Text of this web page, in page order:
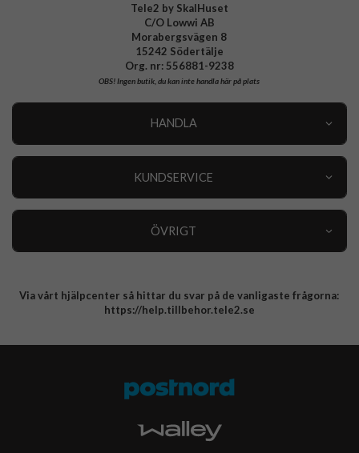
Tele2 by SkalHuset
C/O Lowwi AB
Morabergsvägen 8
15242 Södertälje
Org. nr: 556881-9238
OBS!Ingen butik, du kan inte handla här på plats
HANDLA
KUNDSERVICE
ÖVRIGT
Integritetspolicy
Via vårt hjälpcenter så hittar du svar på de vanligaste frågorna:
https://help.tillbehor.tele2.se